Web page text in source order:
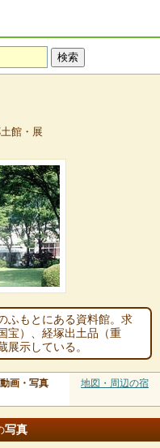
館・展
ふもとにある資料館。求
宝）、経塚出土品（重
示している。
動画・写真 地図・周辺の宿
写真